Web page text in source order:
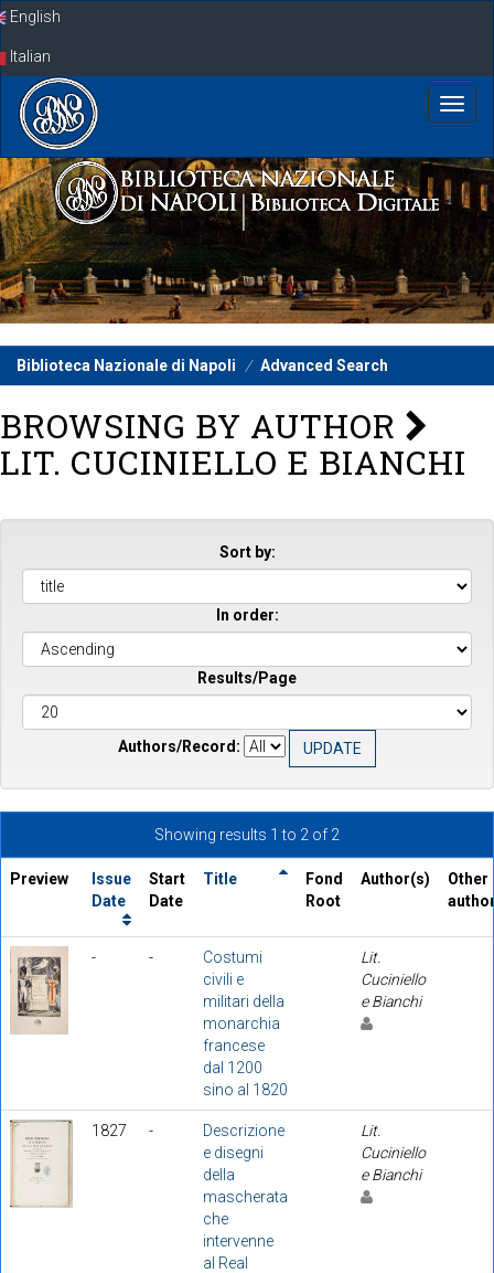
SkipEnglish
Italian
Biblioteca Nazionale di Napoli Advanced Search
BROWSING BY AUTHOR
LIT. CUCINIELLO E BIANCHI
Sort by:
In order:
Results/Page
Authors/Record:
Showing results 1 to 2 of 2
Preview
Issue
Date
Start
Date
Title
Fond
Root
Author(s)
Other
- -
Costumi
civili e
militari della
monarchia
francese
dal 1200
sino al 1820
Lit.
Cuciniello
e Bianchi
1827 -
Descrizione
e disegni
della
mascherata
che
intervenne
al Real
Lit.
Cuciniello
e Bianchi